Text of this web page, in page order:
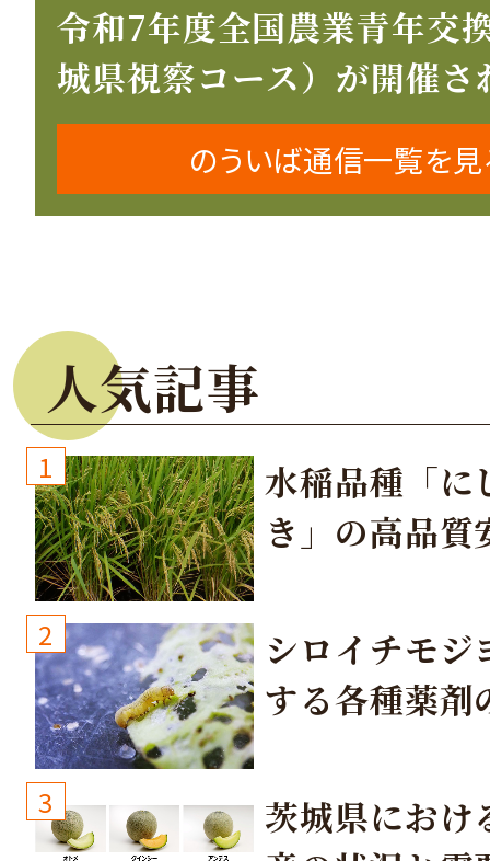
令和7年度全国農業青年交
城県視察コース）が開催さ
のういば通信一覧を
人気記事
1
水稲品種「に
き」の高品質
2
シロイチモジ
する各種薬剤
3
茨城県におけ